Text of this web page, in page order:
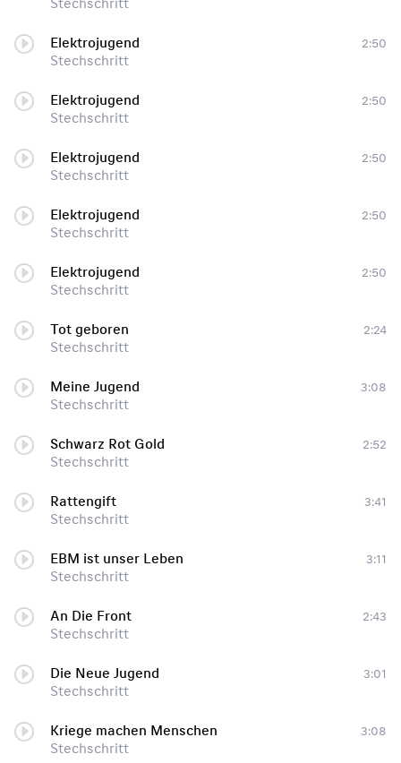
Stechschritt
Elektrojugend
Stechschritt
2:50
Elektrojugend
Stechschritt
2:50
Elektrojugend
Stechschritt
2:50
Elektrojugend
Stechschritt
2:50
Elektrojugend
Stechschritt
2:50
Tot geboren
Stechschritt
2:24
Meine Jugend
Stechschritt
3:08
Schwarz Rot Gold
Stechschritt
2:52
Rattengift
Stechschritt
3:41
EBM ist unser Leben
Stechschritt
3:11
An Die Front
Stechschritt
2:43
Die Neue Jugend
Stechschritt
3:01
Kriege machen Menschen
Stechschritt
3:08